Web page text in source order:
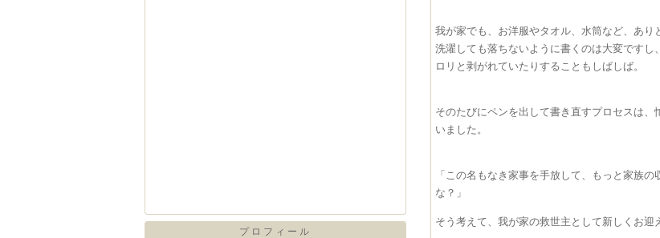
プロフィール
我が家でも、お洋服やタオル、水筒など、あ
洗濯しても落ちないように書くのは大変です
ロリと剥がれていたりすることもしばしば。
そのたびにペンを出して書き直すプロセスは
いました。
「この名もなき家事を手放して、もっと家族
な？」
そう考えて、我が家の救世主として新しくお迎